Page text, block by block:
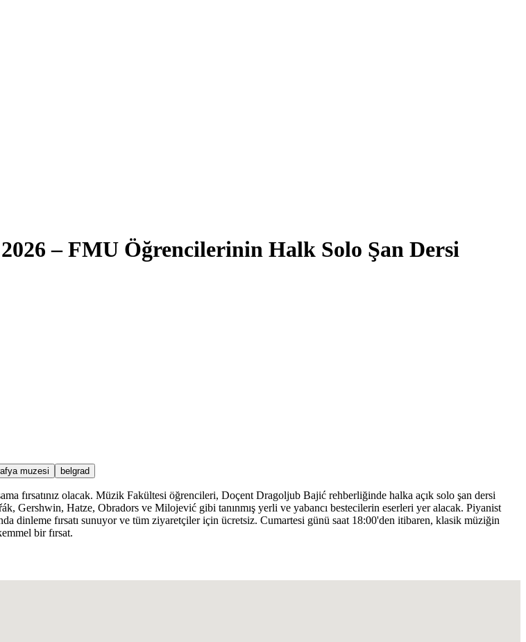
– FMU Öğrencilerinin Halk Solo Şan Dersi
muzesi belgrad
fırsatınız olacak. Müzik Fakültesi öğrencileri, Doçent Dragoljub Bajić rehberliğinde halka açık solo şan dersi
Gershwin, Hatze, Obradors ve Milojević gibi tanınmış yerli ve yabancı bestecilerin eserleri yer alacak. Piyanist
dinleme fırsatı sunuyor ve tüm ziyaretçiler için ücretsiz. Cumartesi günü saat 18:00'den itibaren, klasik müziğin
bir fırsat.